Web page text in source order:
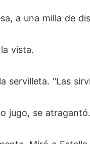
a una milla de
vista.
servilleta. "Las
jugo, se